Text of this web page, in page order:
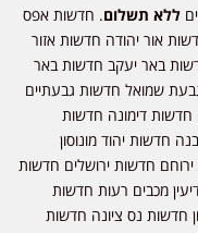
ללא תשלום. חדשות אפס
אור יהודה חדשות אזור
באר יעקב חדשות באר
שמואל חדשות גבעתיים
חדשות דימונה חדשות
חדשות יהוד מונוסון
חדשות ירושלים חדשות
מכבים רעות חדשות
חדשות נס ציונה חדשות